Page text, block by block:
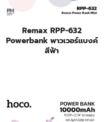
Remax RPP-632
Powerbank พาวเวอร์แบงค์
สีฟ้า